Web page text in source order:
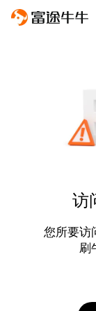
访
您所要访
刷